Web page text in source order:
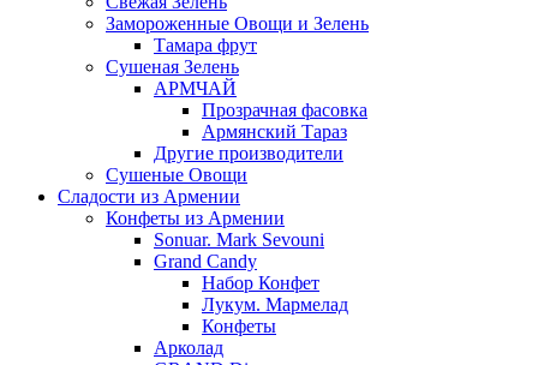
Замороженные Овощи и Зелень
Тамара фрут
Сушеная Зелень
АРМЧАЙ
Прозрачная фасовка
Армянский Тараз
Другие производители
Сушеные Овощи
Сладости из Армении
Конфеты из Армении
Sonuar. Mark Sevouni
Grand Candy
Набор Конфет
Лукум. Мармелад
Конфеты
Арколад